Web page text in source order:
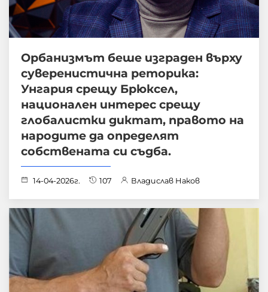
Орбанизмът беше изграден върху
суверенистична реторика:
Унгария срещу Брюксел,
национален интерес срещу
глобалистки диктат, правото на
народите да определят
собствената си съдба.
14-04-2026г. 107 Владислав Наков